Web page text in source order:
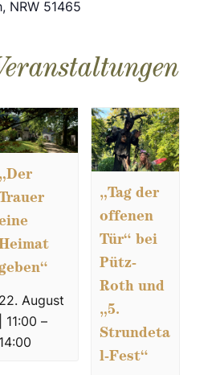
, NRW 51465
„Der
22. August
| 11:00 –
14:00
„Tag der
offenen
Tür“ bei
Pütz-
Roth und
„5.
Strundeta
l-Fest“